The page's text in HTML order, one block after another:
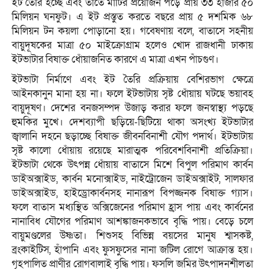
মিলিয়ন ঘনফুট। এ ইট প্রস্তুত করতে বছরে প্রায় ৫ দশমিক ৬৮
মিলিয়ন টন কয়লা পোড়ানো হয়। গবেষণায় বলে, বাতাসে সহনীয়
বায়ুদূষকের মাত্রা ৫০ মাইক্রোগ্রাম হলেও খোদ রাজধানী ঢাকায়
ইটভাটার বিষাক্ত ধোঁয়াজনিত কারণে এ মাত্রা এখন পাঁচগুণ।
ইটভাটা নির্মাণে এবং ইট তৈরি প্রক্রিয়ায় বেশিরভাগ ক্ষেত্রে
আইনকানুন মানা হয় না। ফলে ইটভাটায় সৃষ্ট ধোঁয়ায় ঘটছে ভয়াবহ
বায়ুদূষণ। দেশের বনজসম্পদ উজাড় করার ফলে জনস্বাস্থ্য পড়ছে
হুমকির মুখে। দেশব্যাপী ছড়িয়ে-ছিটিয়ে থাকা অসংখ্য ইটভাটার
জ্বালানি দহনে ছড়াচ্ছে বিষাক্ত জীবনবিনাশী যৌগ পদার্থ। ইটভাটায়
সৃষ্ট কালো ধোঁয়ায় রয়েছে মারাত্মক পরিবেশবিনাশী প্রতিক্রিয়া।
ইটভাটা থেকে উৎপন্ন ধোঁয়ায় বাতাসে মিশে বিপুল পরিমাণ কার্বন
ডাইঅক্সাইড, কার্বন মনোক্সাইড, নাইট্রোজেন ডাইঅক্সাইট, সালফার
ডাইঅক্সাইড, হাইড্রোকার্বনসহ নানারূপ বিপজ্জনক বিষাক্ত গ্যাস।
ফলে বাতাস মধ্যস্থিত অক্সিজেনের পরিমাণ হ্রাস পায় এবং কার্বনের
নানাবিধ যৌগের পরিমাণ আশঙ্কাজনকভাবে বৃদ্ধি পায়। বেড়ে চলে
বায়ুমণ্ডলের উষ্ণতা। শিশুসহ বিভিন্ন বয়সের মানুষ শ্বাসকষ্ট,
ব্রংকাইটিস, হাঁপানি এবং ফুসফুসের নানা জটিল রোগে আক্রান্ত হয়।
গৃহপালিত প্রাণীর রোগবালাই বৃদ্ধি পায়। ফসলি জমির উৎপাদনশীলতা